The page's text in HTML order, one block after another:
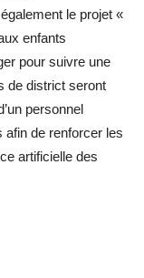
le projet «
enfants
pour suivre une
de district seront
personnel
afin de renforcer les
artificielle des